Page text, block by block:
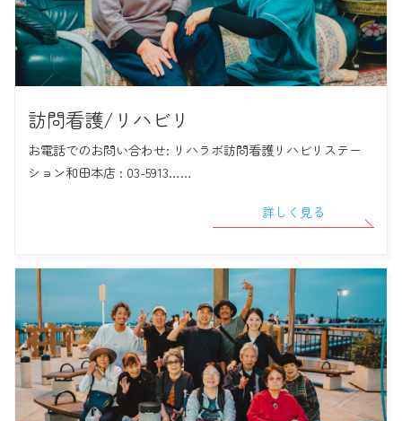
訪問看護/リハビリ
お電話でのお問い合わせ: リハラボ訪問看護リハビリステー
ション和田本店 : 03-5913……
詳しく見る